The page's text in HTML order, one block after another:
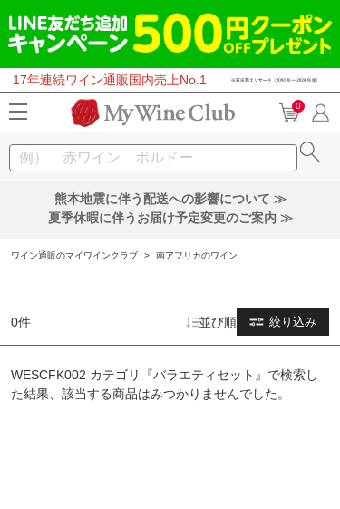
17年連続ワイン通販国内売上No.1
0
熊本地震に伴う配送への影響について ≫
夏季休暇に伴うお届け予定変更のご案内 ≫
ワイン通販のマイワインクラブ > 南アフリカのワイン
0件 絞り込み
並び順
WESCFK002 カテゴリ『バラエティセット』で検索し
た結果、該当する商品はみつかりませんでした。